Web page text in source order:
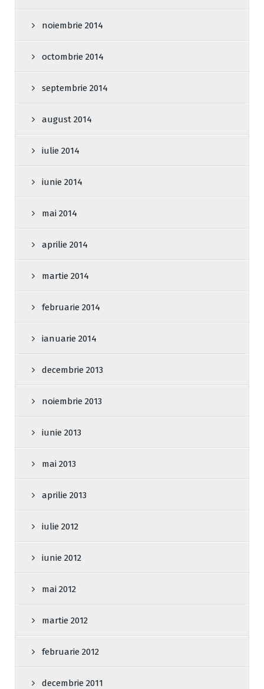
noiembrie 2014
octombrie 2014
septembrie 2014
august 2014
iulie 2014
iunie 2014
mai 2014
aprilie 2014
martie 2014
februarie 2014
ianuarie 2014
decembrie 2013
noiembrie 2013
iunie 2013
mai 2013
aprilie 2013
iulie 2012
iunie 2012
mai 2012
martie 2012
februarie 2012
decembrie 2011